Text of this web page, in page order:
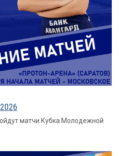
матчи Кубка Молодежной